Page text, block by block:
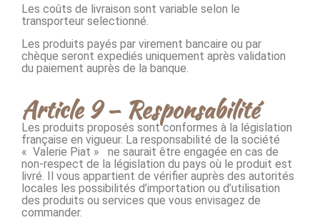
Les coûts de livraison sont variable selon le
transporteur selectionné.
Les produits payés par virement bancaire ou par
chèque seront expediés uniquement après validation
du paiement auprès de la banque.
Article 9 – Responsabilité
Les produits proposés sont conformes à la législation
française en vigueur. La responsabilité de la société
« Valerie Piat » ne saurait être engagée en cas de
non-respect de la législation du pays où le produit est
livré. Il vous appartient de vérifier auprès des autorités
locales les possibilités d’importation ou d’utilisation
des produits ou services que vous envisagez de
commander.